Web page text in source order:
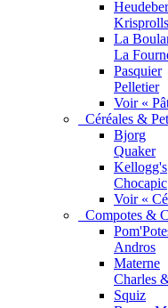
Krisprolls
La
La
Pasquier
Pelletier
Voir «
Céréales &
Bjorg
Quaker
Kellogg's
Chocapic
Voir «
Compotes &
Andros
Materne
Charles
Squiz